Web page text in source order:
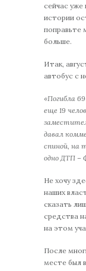
сейчас
истории
поправьте
больше.
Итак,
автобус с
«Погибла
еще 19
давал
спиной, на
одно ДТП –
Не хочу
наших
сказать
средства
на этом
После
месте был